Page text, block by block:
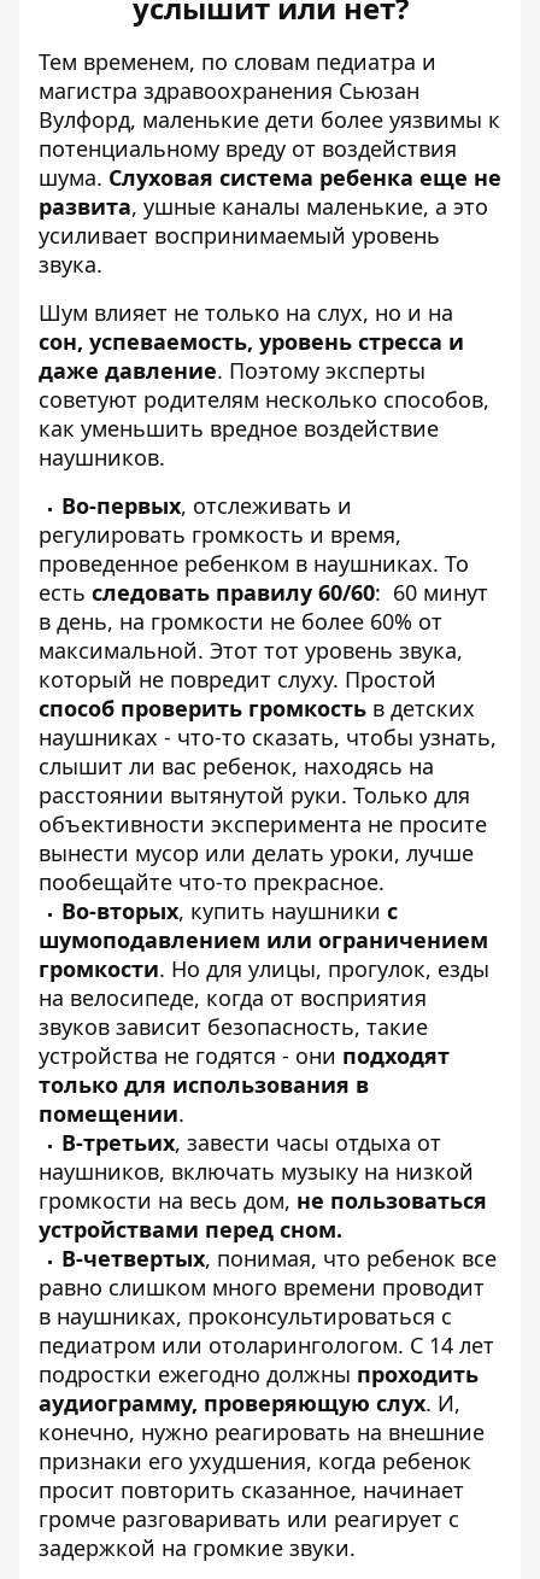
Тем временем, по словам педиатра и
магистра здравоохранения Сьюзан
Вулфорд, маленькие дети более уязвимы к
потенциальному вреду от воздействия
шума. Слуховая система ребенка еще не
развита, ушные каналы маленькие, а это
усиливает воспринимаемый уровень
звука.
Шум влияет не только на слух, но и на
сон, успеваемость, уровень стресса и
даже давление. Поэтому эксперты
советуют родителям несколько способов,
как уменьшить вредное воздействие
наушников.
Во-первых, отслеживать и
регулировать громкость и время,
проведенное ребенком в наушниках. То
есть следовать правилу 60/60: 60 минут
в день, на громкости не более 60% от
максимальной. Этот тот уровень звука,
который не повредит слуху. Простой
способ проверить громкость в детских
наушниках - что-то сказать, чтобы узнать,
слышит ли вас ребенок, находясь на
расстоянии вытянутой руки. Только для
объективности эксперимента не просите
вынести мусор или делать уроки, лучше
пообещайте что-то прекрасное.
Во-вторых, купить наушники с
шумоподавлением или ограничением
громкости. Но для улицы, прогулок, езды
на велосипеде, когда от восприятия
звуков зависит безопасность, такие
устройства не годятся - они подходят
только для использования в
помещении.
В-третьих, завести часы отдыха от
наушников, включать музыку на низкой
громкости на весь дом, не пользоваться
устройствами перед сном.
В-четвертых, понимая, что ребенок все
равно слишком много времени проводит
в наушниках, проконсультироваться с
педиатром или отоларингологом. С 14 лет
подростки ежегодно должны проходить
аудиограмму, проверяющую слух. И,
конечно, нужно реагировать на внешние
признаки его ухудшения, когда ребенок
просит повторить сказанное, начинает
громче разговаривать или реагирует с
задержкой на громкие звуки.